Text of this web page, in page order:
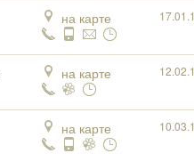
на карте
на карте
на карте